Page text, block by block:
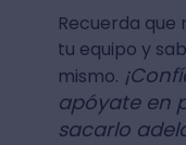
Recuerda que
tu equipo y
mismo.
apóyate en
sacarlo